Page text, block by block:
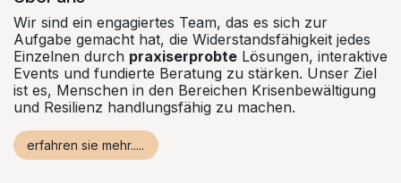
Wir sind ein engagiertes Team, das es sich zur
Aufgabe gemacht hat, die Widerstandsfähigkeit jedes
Einzelnen durch praxiserprobte Lösungen, interaktive
Events und fundierte Beratung zu stärken. Unser Ziel
ist es, Menschen in den Bereichen Krisenbewältigung
und Resilienz handlungsfähig zu machen.
erfahren sie mehr.....